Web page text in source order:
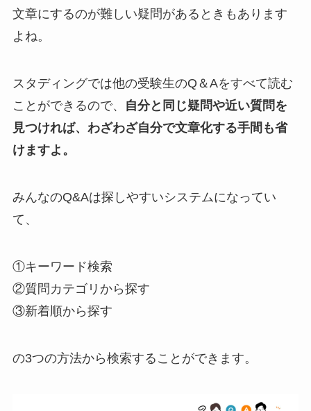
文章にするのが難しい疑問があるときもあります
よね。
スタディングでは他の受験生のQ＆Aをすべて読む
ことができるので、
自分と同じ疑問や近い質問を
見つければ、わざわざ自分で文章化する手間も省
けますよ。
みんなのQ&Aは探しやすいシステムになってい
て、
①キーワード検索
②質問カテゴリから探す
③新着順から探す
の3つの方法から検索することができます。